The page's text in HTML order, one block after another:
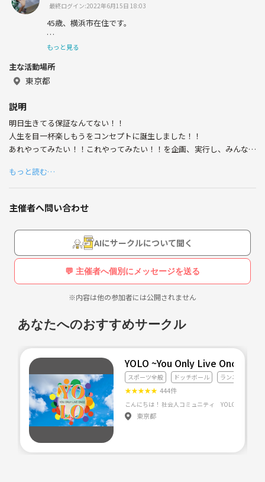
最終ログイン:2022年6月15日 18:03
45歳、横浜市在住です。
趣味は、バレーボール・スポーツ全般をすること・天体観
ーズ）、占い（姓名鑑定、手相）、写真撮影（ポートレー
ト）です。
た。
人生一度はやっておきたいことをサークルのみんなと意見
だしあって、活動しております。
して路上カート・リムジンパーティ・ロンドンバスクルー
ジング・グランピング・天体観測です。
https://tunagate.com/circle/29275
もっと見る
主な活動場所
東京都
説明
明日生きてる保証なんてない！！
人生を目一杯楽しもうをコンセプトに誕生しました！！
あれやってみたい！！これやってみたい！！を企画、実行し、みんなで
現在のところ20人位います（つなげーと以外でも募集しているので。）
今までやったことある企画は、
路上カート、リムジンパーティー、ラフティング、スノボー、グランピ
ング、ロンドンバスクルーズ、サバゲー、アーチェリーハントなど
老若男女募集しております！！
ネットワークビジネス、営業、ナンバ目的お断りです
もっと読む…
主催者へ問い合わせ
AIにサークルについて聞く
💬 主催者へ個別にメッセージを送る
※内容は他の参加者には公開されません
あなたへのおすすめサークル
YOLO ~You Only Live Once~
スポーツ全般 ドッチボール ランニング・ジ
★★★★★ 444件
東京都